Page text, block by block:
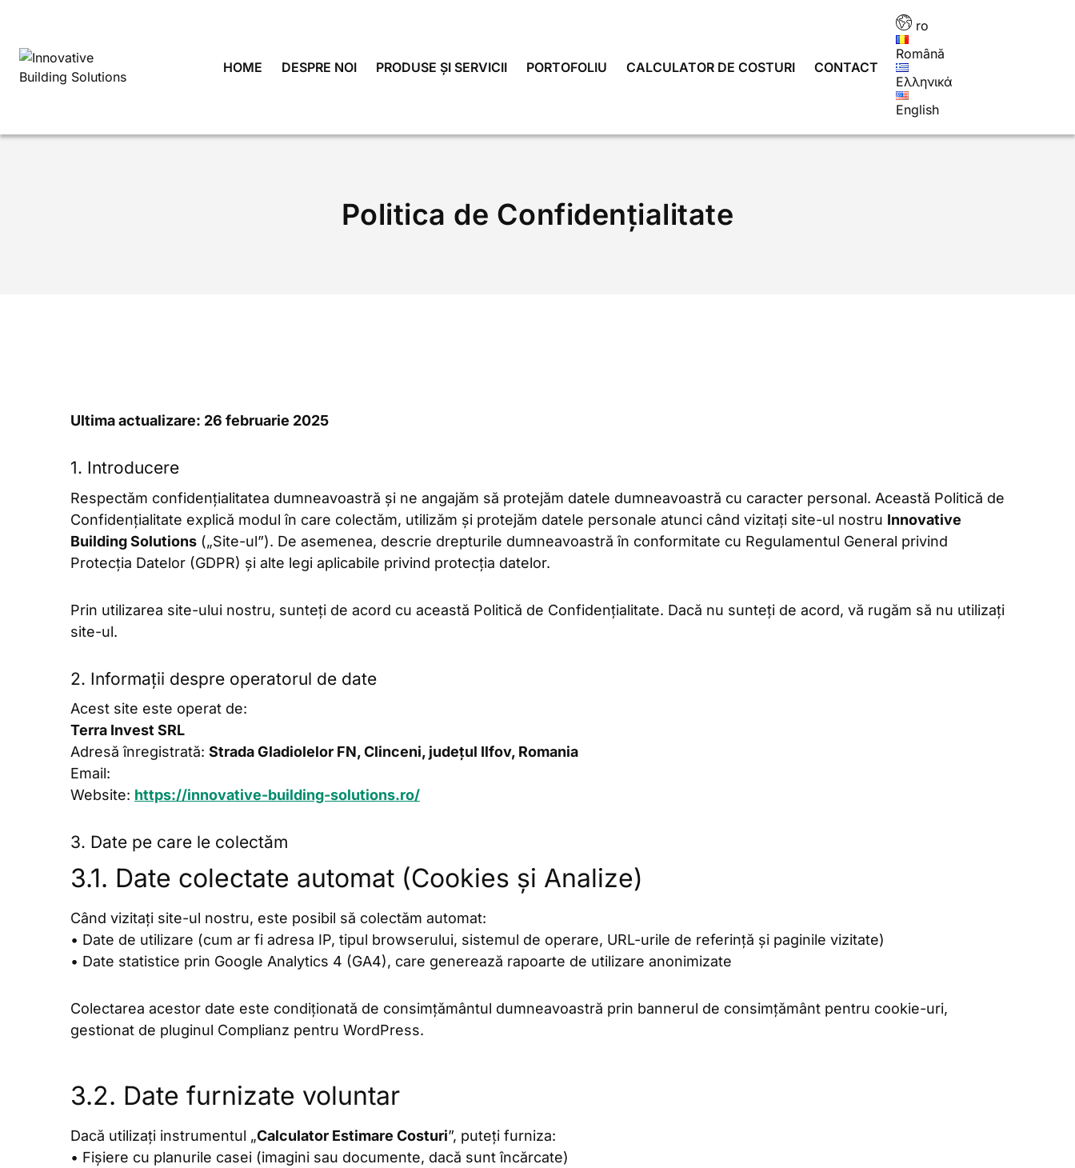
content
HOME
DESPRE NOI PRODUSE ȘI SERVICII PORTOFOLIU CALCULATOR DE COSTURI CONTACT
ro
Română
Ελληνικά
English
Politica de Confidențialitate
Ultima actualizare: 26 februarie 2025
1. Introducere
Respectăm confidențialitatea dumneavoastră și ne angajăm să protejăm datele dumneavoastră cu caracter personal. Această Politică de
Confidențialitate explică modul în care colectăm, utilizăm și protejăm datele personale atunci când vizitați site-ul nostru Innovative
Building Solutions („Site-ul”). De asemenea, descrie drepturile dumneavoastră în conformitate cu Regulamentul General privind
Protecția Datelor (GDPR) și alte legi aplicabile privind protecția datelor.
Prin utilizarea site-ului nostru, sunteți de acord cu această Politică de Confidențialitate. Dacă nu sunteți de acord, vă rugăm să nu utilizați
site-ul.
2. Informații despre operatorul de date
Acest site este operat de:
Terra Invest SRL
Adresă înregistrată: Strada Gladiolelor FN, Clinceni, județul Ilfov, Romania
Email:
Website: https://innovative-building-solutions.ro/
3. Date pe care le colectăm
3.1. Date colectate automat (Cookies și Analize)
Când vizitați site-ul nostru, este posibil să colectăm automat:
• Date de utilizare (cum ar fi adresa IP, tipul browserului, sistemul de operare, URL-urile de referință și paginile vizitate)
• Date statistice prin Google Analytics 4 (GA4), care generează rapoarte de utilizare anonimizate
Colectarea acestor date este condiționată de consimțământul dumneavoastră prin bannerul de consimțământ pentru cookie-uri,
gestionat de pluginul Complianz pentru WordPress.
3.2. Date furnizate voluntar
Dacă utilizați instrumentul „Calculator Estimare Costuri”, puteți furniza:
• Fișiere cu planurile casei (imagini sau documente, dacă sunt încărcate)